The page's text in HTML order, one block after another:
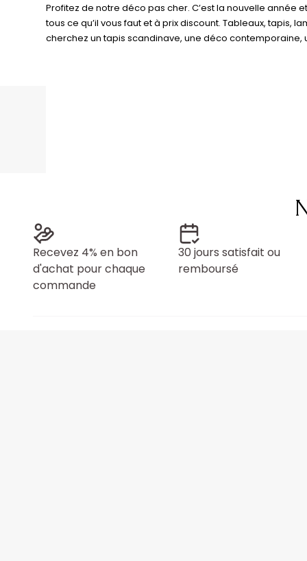
Profitez de notre déco pas cher. C’est la nouvelle année
tous ce qu’il vous faut et à prix discount. Tableaux, tapis,
cherchez un tapis scandinave, une déco
Recevez 4% en bon
d'achat pour chaque
commande
30 jours satisfait ou
remboursé